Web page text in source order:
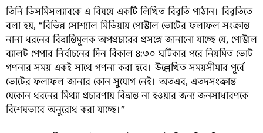
তিনি ডিসমিসল্যাবকে এ বিষয়ে একটি লিখিত বিবৃতি পাঠান। বিবৃতিতে
বলা হয়, “বিভিন্ন সোশ্যাল মিডিয়ায় পোস্টাল ভোটের ফলাফল সংক্রান্ত
নানা ধরনের বিভ্রান্তিমূলক অপপ্রচারের প্রসঙ্গে জানানো যাচ্ছে যে, পোস্টাল
ব্যালট পেপার নির্বাচনের দিন বিকাল ৪:৩০ ঘটিকার পরে নিয়মিত ভোট
গণনার সময় একই সাথে গণনা করা হবে। উল্লেখিত সময়সীমার পূর্বে
ভোটের ফলাফল জানার কোন সুযোগ নেই। অতএব, এতদসংক্রান্ত
যেকোন ধরনের মিথ্যা প্রচারণায় বিভ্রান্ত না হওয়ার জন্য জনসাধারণকে
বিশেষভাবে অনুরোধ করা যাচ্ছে।”